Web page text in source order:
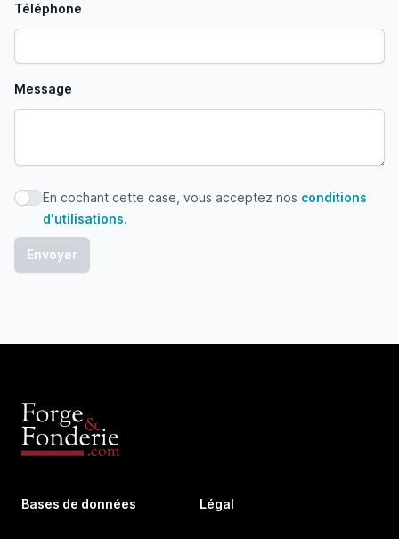
Téléphone
Message
En cochant cette case, vous acceptez nos conditions
En cochant cette case, vous acceptez nos conditions
d'utilisations.
Bases de données Légal